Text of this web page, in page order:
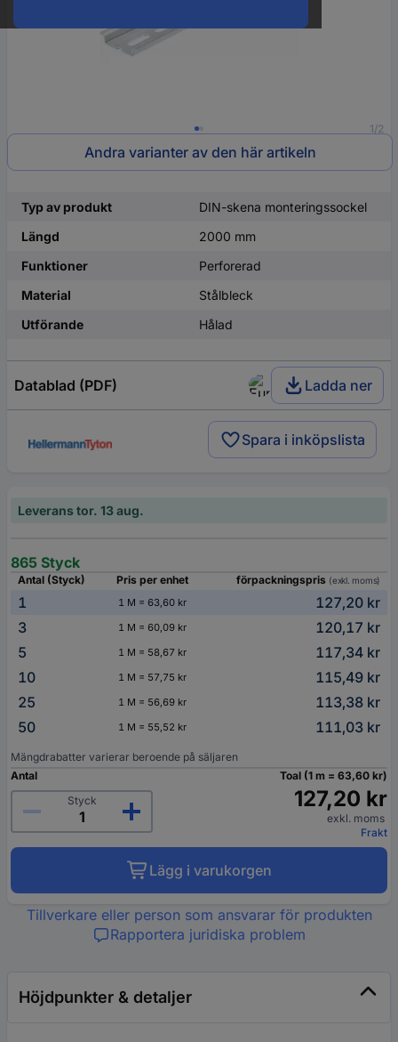
1/2
Andra varianter av den här artikeln
Typ av produkt
DIN-skena monteringssockel
Längd
2000 mm
Funktioner
Perforerad
Material
Stålbleck
Utförande
Hålad
Datablad (PDF) Ladda ner
Spara i inköpslista
Leverans tor. 13 aug.
865 Styck
Antal (Styck) Pris per enhet förpackningspris (exkl. moms)
1 1 M = 63,60 kr
127,20 kr
3
1 M = 60,09 kr
120,17 kr
5
1 M = 58,67 kr
117,34 kr
10
1 M = 57,75 kr
115,49 kr
25
1 M = 56,69 kr
113,38 kr
50
1 M = 55,52 kr 111,03 kr
Mängdrabatter varierar beroende på säljaren
Antal
Styck
Toal (1 m = 63,60 kr)
127,20 kr
exkl. moms
Frakt
Lägg i varukorgen
Tillverkare eller person som ansvarar för produkten
Rapportera juridiska problem
Höjdpunkter & detaljer